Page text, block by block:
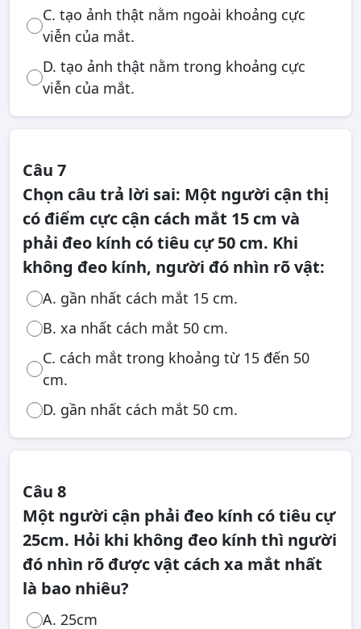
C. tạo ảnh thật nằm ngoài khoảng cực
viễn của mắt.
D. tạo ảnh thật nằm trong khoảng cực
viễn của mắt.
Câu 7
Chọn câu trả lời sai: Một người cận thị
có điểm cực cận cách mắt 15 cm và
phải đeo kính có tiêu cự 50 cm. Khi
không đeo kính, người đó nhìn rõ vật:
A. gần nhất cách mắt 15 cm.
B. xa nhất cách mắt 50 cm.
C. cách mắt trong khoảng từ 15 đến 50
cm.
D. gần nhất cách mắt 50 cm.
Câu 8
Một người cận phải đeo kính có tiêu cự
25cm. Hỏi khi không đeo kính thì người
đó nhìn rõ được vật cách xa mắt nhất
là bao nhiêu?
A. 25cm